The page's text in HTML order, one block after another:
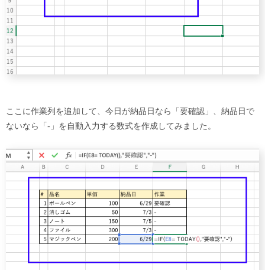
ここに作業列を追加して、今日が納品日なら「要確認」、納品日で
ないなら「-」を自動入力する数式を作成してみました。